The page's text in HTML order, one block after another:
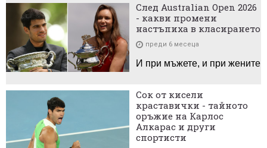
След Australian Open 2026
- какви промени
настъпиха в класирането
преди 6 месеца
И при мъжете, и при жените
Сок от кисели
краставички - тайното
оръжие на Карлос
Алкарас и други
спортисти